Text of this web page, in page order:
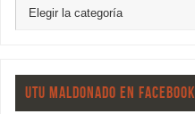
UTU MALDONADO EN FACEBOOK